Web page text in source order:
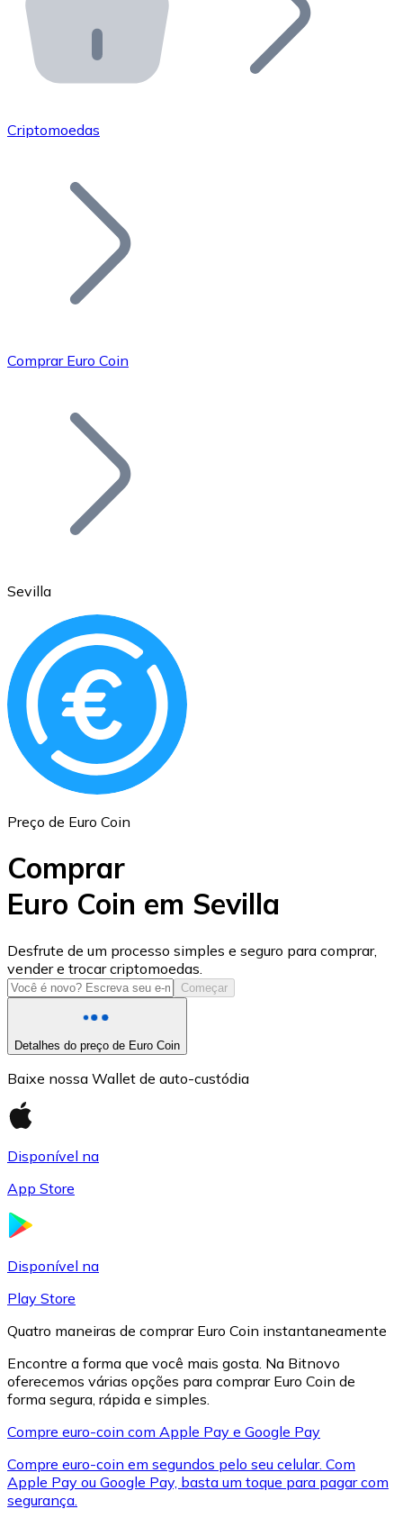
API Bitnovo
Integre nossa API no seu ecossistema.
Junte-se à nossa rede de revendedores e comercialize
Adicione o token do seu projeto ao nosso serviço de
Bitcoin
Ethereum
ETH
USD Coin
USDC
XRP
XRP
Criptomoedas
Comprar Euro Coin
Sevilla
Preço de Euro Coin
Comprar
Euro Coin em Sevilla
Desfrute de um processo simples e seguro para comprar,
vender e trocar criptomoedas.
Começar
Detalhes do preço de Euro Coin
Baixe nossa Wallet de auto-custódia
Disponível na
App Store
Disponível na
Play Store
Quatro maneiras de comprar Euro Coin instantaneamente
Encontre a forma que você mais gosta. Na Bitnovo
oferecemos várias opções para comprar Euro Coin de
forma segura, rápida e simples.
Compre euro-coin com Apple Pay e Google Pay
Compre euro-coin em segundos pelo seu celular. Com
Apple Pay ou Google Pay, basta um toque para pagar com
segurança.